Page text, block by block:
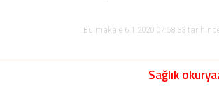
Bu makale 6.1.2020 07:58:33
Sağlık